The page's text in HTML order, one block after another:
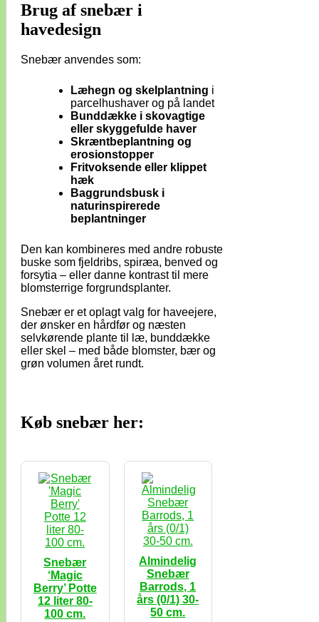
Brug af snebær i
havedesign
Snebær anvendes som:
Læhegn og skelplantning i
parcelhushaver og på landet
Bunddække i skovagtige
eller skyggefulde haver
Skræntbeplantning og
erosionstopper
Fritvoksende eller klippet
hæk
Baggrundsbusk i
naturinspirerede
beplantninger
Den kan kombineres med andre robuste
buske som fjeldribs, spiræa, benved og
forsytia – eller danne kontrast til mere
blomsterrige forgrundsplanter.
Snebær er et oplagt valg for haveejere,
der ønsker en hårdfør og næsten
selvkørende plante til læ, bunddække
eller skel – med både blomster, bær og
grøn volumen året rundt.
Køb snebær her:
Snebær
‘Magic
Berry’ Potte
12 liter 80-
100 cm.
Almindelig
Snebær
Barrods, 1
års (0/1) 30-
50 cm.